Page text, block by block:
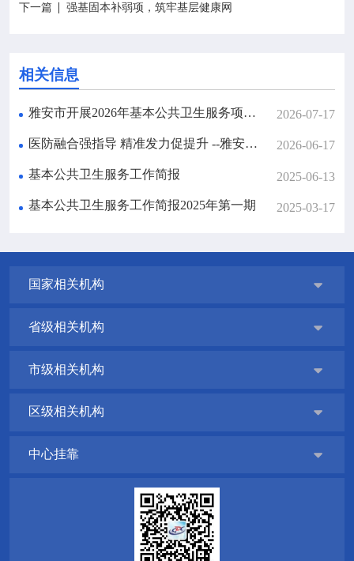
下一篇
强基固本补弱项，筑牢基层健康网
相关信息
雅安市开展2026年基本公共卫生服务项目与家庭医生签约服务现场指导 2026-07-17
医防融合强指导 精准发力促提升 --雅安市开展6月基本公共卫生服务与家庭医生签约服务现场指导 2026-06-17
基本公共卫生服务工作简报 2025-06-13
基本公共卫生服务工作简报2025年第一期 2025-03-17
国家相关机构 
省级相关机构 
市级相关机构 
区级相关机构 
中心挂靠 